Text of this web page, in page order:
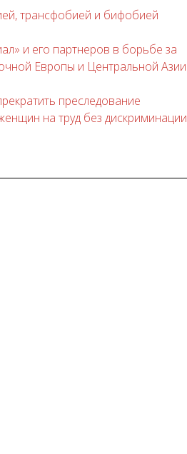
трансфобией и бифобией
и его партнеров в борьбе за
Европы и Центральной Азии
преследование
на труд без дискриминации